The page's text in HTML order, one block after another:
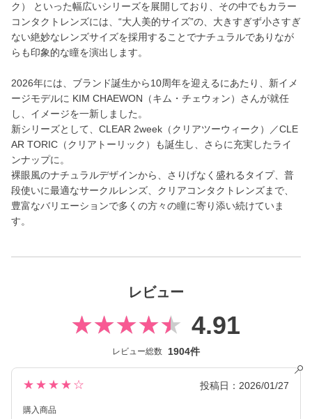
ク） といった幅広いシリーズを展開しており、その中でもカラー
コンタクトレンズには、“大人美的サイズ”の、大きすぎず小さすぎ
ない絶妙なレンズサイズを採用することでナチュラルでありなが
らも印象的な瞳を演出します。
2026年には、ブランド誕生から10周年を迎えるにあたり、新イメ
ージモデルに KIM CHAEWON（キム・チェウォン）さんが就任
し、イメージを一新しました。
新シリーズとして、CLEAR 2week（クリアツーウィーク）／CLE
AR TORIC（クリアトーリック）も誕生し、さらに充実したライ
ンナップに。
裸眼風のナチュラルデザインから、さりげなく盛れるタイプ、普
段使いに最適なサークルレンズ、クリアコンタクトレンズまで、
豊富なバリエーションで多くの方々の瞳に寄り添い続けていま
す。
レビュー
4.91
レビュー総数 1904件
★★★★☆ 投稿日：2026/01/27
購入商品